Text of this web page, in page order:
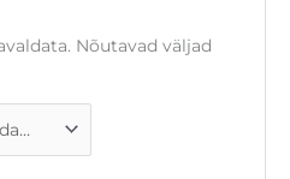
Nõutavad väljad